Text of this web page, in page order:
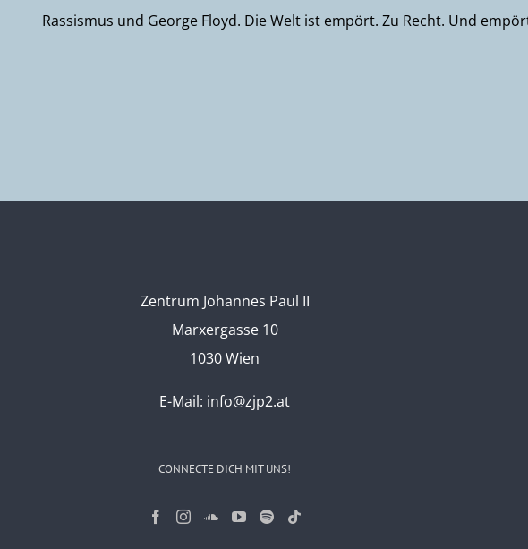
Rassismus und George Floyd. Die Welt ist empört. Zu Recht. Und
Zentrum Johannes Paul II
Marxergasse 10
1030 Wien
E-Mail: info@zjp2.at
CONNECTE DICH MIT UNS!